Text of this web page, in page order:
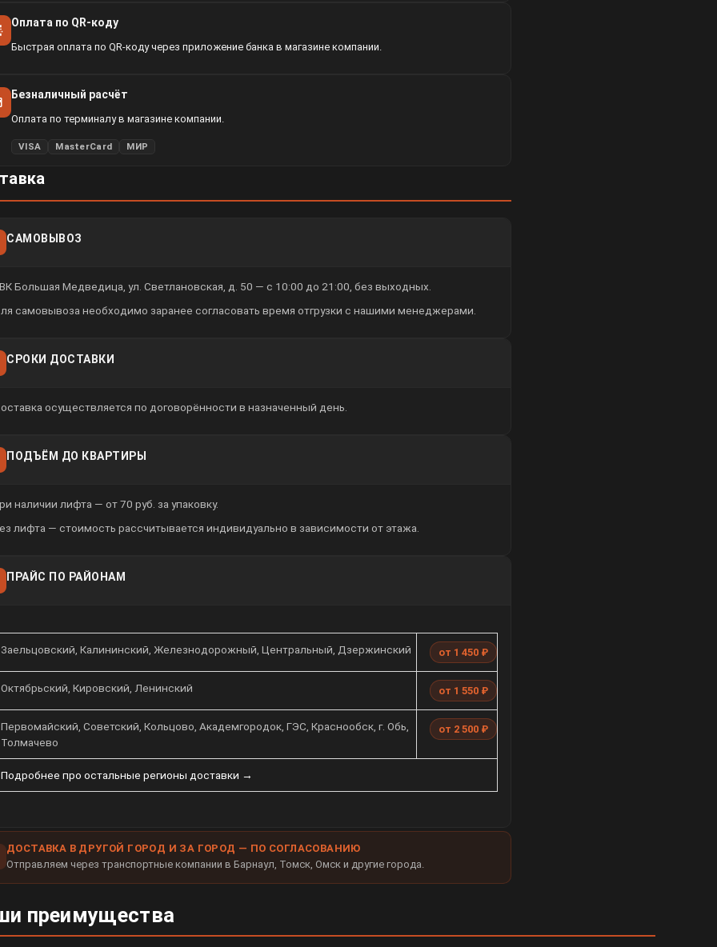
Оплата по QR-коду
Быстрая оплата по QR-коду через приложение банка в магазине компании.
Безналичный расчёт
Оплата по терминалу в магазине компании.
VISA MasterCard МИР
САМОВЫВОЗ
Большая Медведица, ул. Светлановская, д. 50 — с 10:00 до 21:00, без выходных.
самовывоза необходимо заранее согласовать время отгрузки с нашими менеджерами.
СРОКИ ДОСТАВКИ
осуществляется по договорённости в назначенный день.
ПОДЪЁМ ДО КВАРТИРЫ
наличии лифта — от 70 руб. за упаковку.
лифта — стоимость рассчитывается индивидуально в зависимости от этажа.
ПРАЙС ПО РАЙОНАМ
Заельцовский, Калининский, Железнодорожный, Центральный, Дзержинский от 1 450 ₽
Октябрьский, Кировский, Ленинский от 1 550 ₽
Первомайский, Советский, Кольцово, Академгородок, ГЭС, Краснообск, г. Обь,
Толмачево
от 2 500 ₽
Подробнее про остальные регионы доставки →
ДОСТАВКА В ДРУГОЙ ГОРОД И ЗА ГОРОД — ПО СОГЛАСОВАНИЮ
Отправляем через транспортные компании в Барнаул, Томск, Омск и другие города.
преимущества